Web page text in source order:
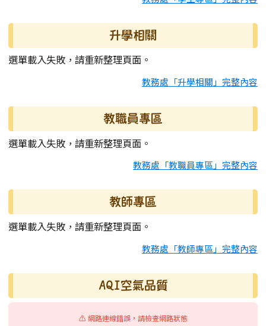
升學相關
選單載入失敗，請重新整理頁面。
教務處「升學相關」完整內容
教職員專區
選單載入失敗，請重新整理頁面。
教務處「教職員專區」完整內容
教師專區
選單載入失敗，請重新整理頁面。
教務處「教師專區」完整內容
AQI空氣品質
⚠️ 網路連線錯誤，請檢查網路狀態